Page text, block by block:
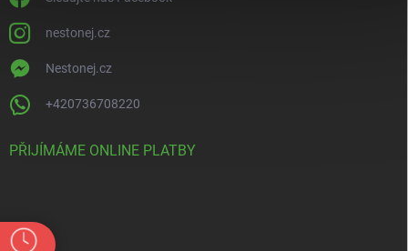
nestonej.cz
Nestonej.cz
+420736708220
PŘIJÍMÁME ONLINE PLATBY